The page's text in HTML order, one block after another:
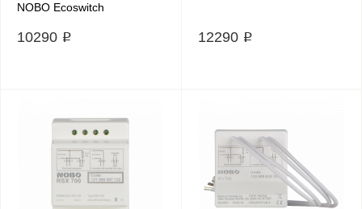
NOBO Ecoswitch
10290 ₽ 12290 ₽